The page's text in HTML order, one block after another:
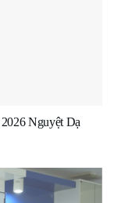
Nguyệt Dạ